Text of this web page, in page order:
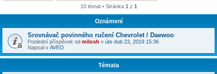
10 témat • Stránka 1 z 1
Oznámení
Srovnávač povinného ručení Chevrolet / Daewoo
Poslední příspěvek od milosh « úte dub 23, 2019 15:36
Napsal v AVEO
Témata